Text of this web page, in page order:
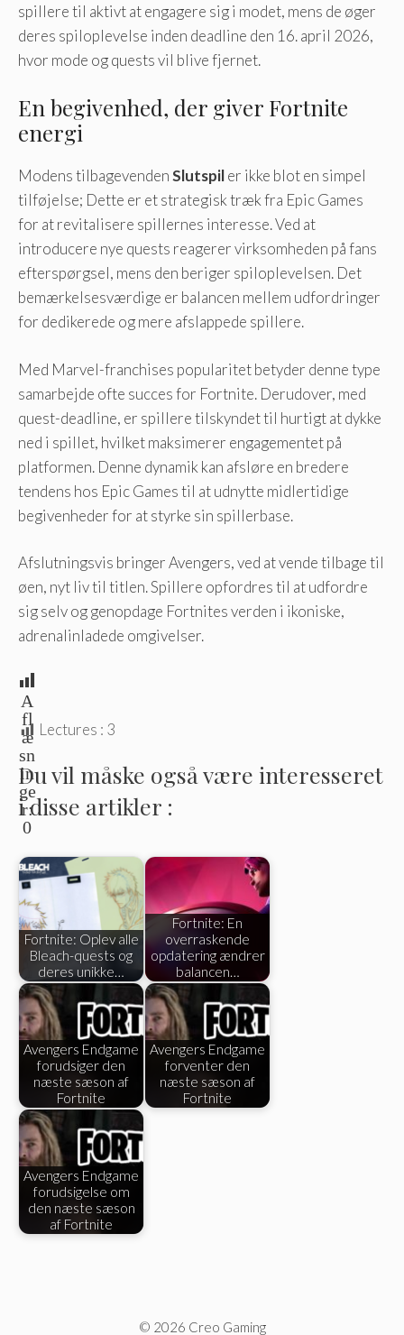
spillere til aktivt at engagere sig i modet, mens de øger
deres spiloplevelse inden deadline den 16. april 2026,
hvor mode og quests vil blive fjernet.
En begivenhed, der giver Fortnite
energi
Modens tilbagevendenSlutspiler ikke blot en simpel
tilføjelse; Dette er et strategisk træk fra Epic Games
for at revitalisere spillernes interesse. Ved at
introducere nye quests reagerer virksomheden på fans
efterspørgsel, mens den beriger spiloplevelsen. Det
bemærkelsesværdige er balancen mellem udfordringer
for dedikerede og mere afslappede spillere.
Med Marvel-franchises popularitet betyder denne type
samarbejde ofte succes for Fortnite. Derudover, med
quest-deadline, er spillere tilskyndet til hurtigt at dykke
ned i spillet, hvilket maksimerer engagementet på
platformen. Denne dynamik kan afsløre en bredere
tendens hos Epic Games til at udnytte midlertidige
begivenheder for at styrke sin spillerbase.
Afslutningsvis bringer Avengers, ved at vende tilbage til
øen, nyt liv til titlen. Spillere opfordres til at udfordre
sig selv og genopdage Fortnites verden i ikoniske,
adrenalinladede omgivelser.
A
fl
æ
sn
in
ge
r:
0
Lectures : 3
Du vil måske også være interesseret
i disse artikler :
Fortnite: Oplev alle
Bleach-quests og
deres unikke…
Fortnite: En
overraskende
opdatering ændrer
balancen…
Avengers Endgame
forudsiger den
næste sæson af
Fortnite
Avengers Endgame
forventer den
næste sæson af
Fortnite
Avengers Endgame
forudsigelse om
den næste sæson
af Fortnite
© 2026 Creo Gaming